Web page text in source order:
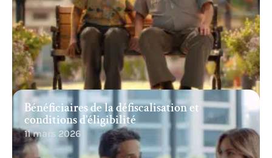
Bénéficiaires de la défiscalisation et
conditions d’éligibilité
11 mars 2026